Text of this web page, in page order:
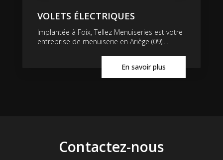
VOLETS ÉLECTRIQUES
Implantée à Foix, Tellez Menuiseries est votre
entreprise de menuiserie en Ariège (09)....
En savoir plus
Contactez-nous